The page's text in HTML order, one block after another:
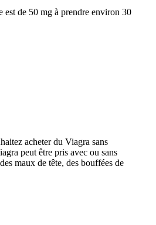
de 50 mg à prendre environ 30
acheter du Viagra sans
peut être pris avec ou sans
maux de tête, des bouffées de